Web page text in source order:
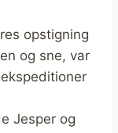
opstigning
og sne, var
Jesper og